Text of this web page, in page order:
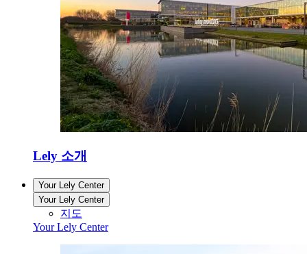
Lely 소개
Your Lely Center
Your Lely Center
지도
Your Lely Center